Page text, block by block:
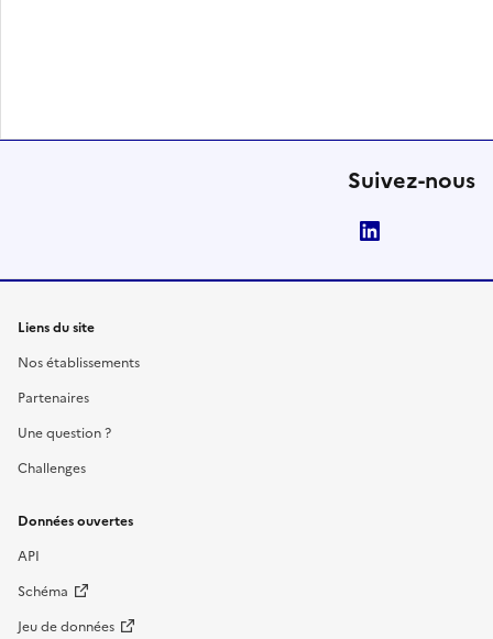
Suivez-nous
Liens du site
Nos établissements
Partenaires
Une question ?
Challenges
Données ouvertes
API
Schéma
Jeu de données